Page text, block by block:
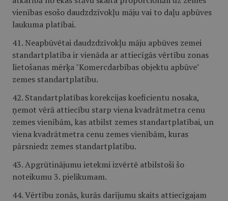
vienības esošo daudzdzīvokļu māju vai to daļu apbūves
laukuma platībai.
41. Neapbūvētai daudzdzīvokļu māju apbūves zemei
standartplatība ir vienāda ar attiecīgās vērtību zonas
lietošanas mērķa "Komercdarbības objektu apbūve"
zemes standartplatību.
42. Standartplatības korekcijas koeficientu nosaka,
ņemot vērā attiecību starp viena kvadrātmetra cenu
zemes vienībām, kas atbilst zemes standartplatībai, un
viena kvadrātmetra cenu zemes vienībām, kuras
pārsniedz zemes standartplatību.
43. Apgrūtinājumu ietekmi izvērtē atbilstoši šo
noteikumu 3. pielikumam.
44. Vērtību zonās, kurās darījumu skaits attiecīgajam